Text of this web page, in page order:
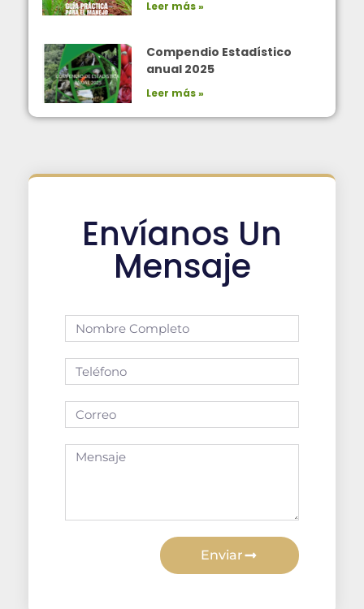
Leer más »
Compendio Estadístico
anual 2025
Leer más »
Envíanos Un
Mensaje
Enviar